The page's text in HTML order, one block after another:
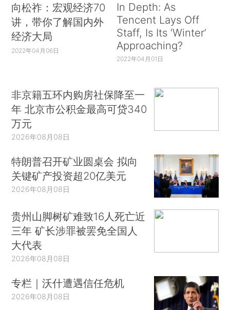
向松祚：宏观经济70
讲，带你了解国内外
经济大局
2022年04月06日
In Depth: As
Tencent Lays Off
Staff, Is Its ‘Winter’
Approaching?
2022年04月01日
非京籍五环内购房社保降至一
年 北京市公积金最高可贷340
万元
2026年08月08日
特朗普召开矿业圆桌会 拟向
关键矿产投资超20亿美元
2026年08月08日
贵州山脚树矿难致16人死亡近
三年 矿长涉罪被罢免全国人
大代表
2026年08月08日
专栏｜沃什遭遇信任危机
2026年08月08日